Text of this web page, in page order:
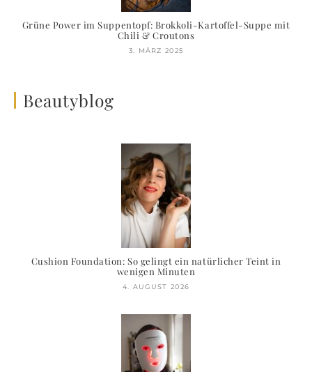
Grüne Power im Suppentopf: Brokkoli-Kartoffel-Suppe mit
Chili & Croutons
3. MÄRZ 2025
Beautyblog
Cushion Foundation: So gelingt ein natürlicher Teint in
wenigen Minuten
4. AUGUST 2026